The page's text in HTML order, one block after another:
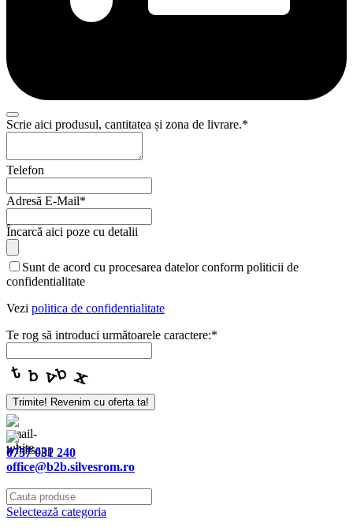
Scrie aici produsul, cantitatea și zona de livrare.*
Telefon
Adresă E-Mail*
Încarcă aici poze cu detalii
Email*
Sunt de acord cu procesarea datelor conform politicii de
confidentialitate
Vezi politica de confidentialitate
Te rog să introduci următoarele caractere:*
Trimite! Revenim cu oferta ta!
0757 031 240
office@b2b.silvesrom.ro
Selectează categoria